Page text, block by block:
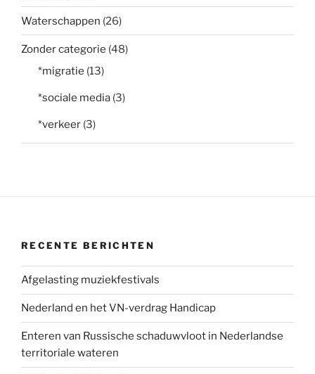
Waterschappen (26)
Zonder categorie (48)
*migratie (13)
*sociale media (3)
*verkeer (3)
RECENTE BERICHTEN
Afgelasting muziekfestivals
Nederland en het VN-verdrag Handicap
Enteren van Russische schaduwvloot in Nederlandse
territoriale wateren